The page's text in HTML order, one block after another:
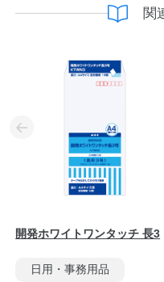
関
開発ホワイトワンタッチ 長3
日用・事務用品